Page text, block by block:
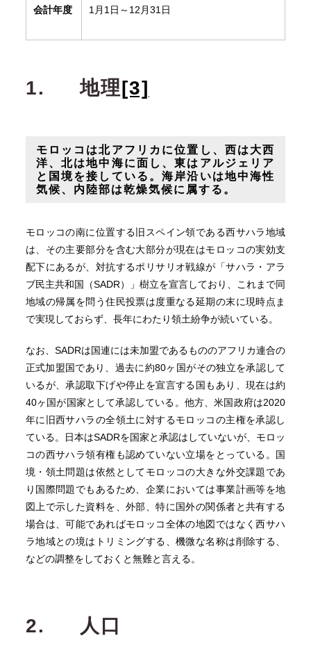
会計年度 1月1日～12月31日
1.地理[3]
モロッコは北アフリカに位置し、西は大西
洋、北は地中海に面し、東はアルジェリア
と国境を接している。海岸沿いは地中海性
気候、内陸部は乾燥気候に属する。
モロッコの南に位置する旧スペイン領である西サハラ地域
は、その主要部分を含む大部分が現在はモロッコの実効支
配下にあるが、対抗するポリサリオ戦線が「サハラ・アラ
ブ民主共和国（SADR）」樹立を宣言しており、これまで同
地域の帰属を問う住民投票は度重なる延期の末に現時点ま
で実現しておらず、長年にわたり領土紛争が続いている。
なお、SADRは国連には未加盟であるもののアフリカ連合の
正式加盟国であり、過去に約80ヶ国がその独立を承認して
いるが、承認取下げや停止を宣言する国もあり、現在は約
40ヶ国が国家として承認している。他方、米国政府は2020
年に旧西サハラの全領土に対するモロッコの主権を承認し
ている。日本はSADRを国家と承認はしていないが、モロッ
コの西サハラ領有権も認めていない立場をとっている。国
境・領土問題は依然としてモロッコの大きな外交課題であ
り国際問題でもあるため、企業においては事業計画等を地
図上で示した資料を、外部、特に国外の関係者と共有する
場合は、可能であればモロッコ全体の地図ではなく西サハ
ラ地域との境はトリミングする、機微な名称は削除する、
などの調整をしておくと無難と言える。
2. 人口